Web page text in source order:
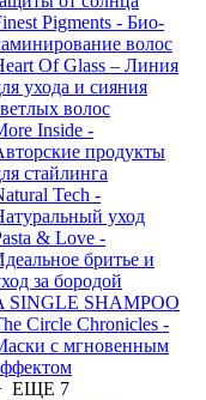
Pigments - Био-
волос
Of Glass – Линия
ухода и сияния
волос
Inside -
продукты
стайлинга
Tech -
уход
& Love -
бритье и
за бородой
SINGLE SHAMPOO
Circle Chronicles -
с мгновенным
ЕЩЕ 7